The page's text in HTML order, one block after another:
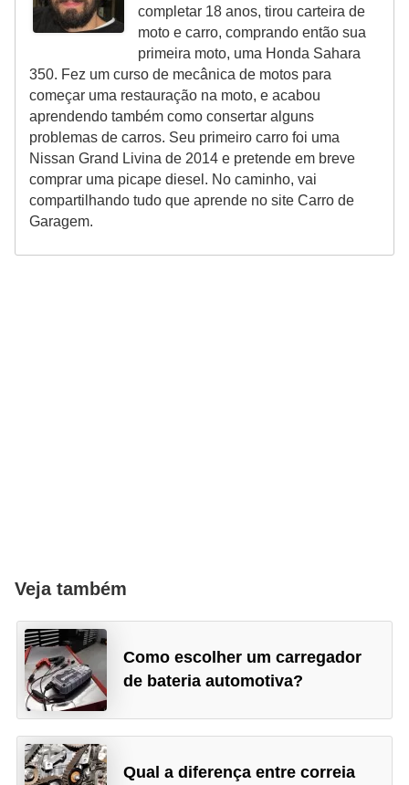
completar 18 anos, tirou carteira de
moto e carro, comprando então sua
primeira moto, uma Honda Sahara
350. Fez um curso de mecânica de motos para
começar uma restauração na moto, e acabou
aprendendo também como consertar alguns
problemas de carros. Seu primeiro carro foi uma
Nissan Grand Livina de 2014 e pretende em breve
comprar uma picape diesel. No caminho, vai
compartilhando tudo que aprende no site Carro de
Garagem.
Veja também
Como escolher um carregador
de bateria automotiva?
Qual a diferença entre correia